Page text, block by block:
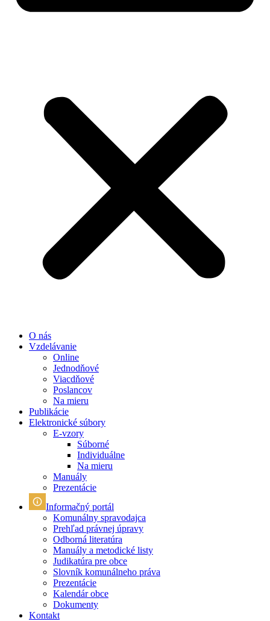
O nás
Vzdelávanie
Online
Jednodňové
Viacdňové
Poslancov
Na mieru
Publikácie
Elektronické súbory
E-vzory
Súborné
Individuálne
Na mieru
Manuály
Prezentácie
Informačný portál
Komunálny spravodajca
Prehľad právnej úpravy
Odborná literatúra
Manuály a metodické listy
Judikatúra pre obce
Slovník komunálneho práva
Prezentácie
Kalendár obce
Dokumenty
Kontakt